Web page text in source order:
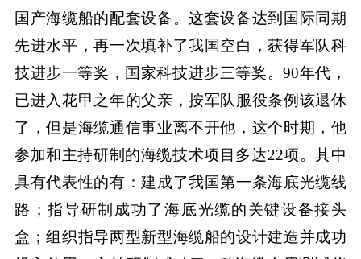
国产海缆船的配套设备。这套设备达到国际同期
先进水平，再一次填补了我国空白，获得军队科
技进步一等奖，国家科技进步三等奖。90年代，
已进入花甲之年的父亲，按军队服役条例该退休
了，但是海缆通信事业离不开他，这个时期，他
参加和主持研制的海缆技术项目多达22项。其中
具有代表性的有：建成了我国第一条海底光缆线
路；指导研制成功了海底光缆的关键设备接头
盒；组织指导两型新型海缆船的设计建造并成功